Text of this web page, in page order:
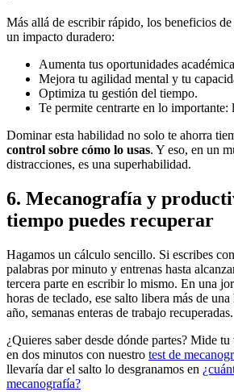
Más allá de escribir rápido, los beneficios
un impacto duradero:
Aumenta tus oportunidades
Mejora tu agilidad mental y tu
Optimiza tu gestión del tiempo.
Te permite centrarte en lo importante:
Dominar esta habilidad no solo te ahorra
control sobre cómo lo usas. Y eso, en un
distracciones, es una superhabilidad.
6. Mecanografía y
tiempo puedes recuperar
Hagamos un cálculo sencillo. Si escribes
palabras por minuto y entrenas hasta
tercera parte en escribir lo mismo. En una
horas de teclado, ese salto libera más de
año, semanas enteras de trabajo recuperadas.
¿Quieres saber desde dónde partes? Mide
en dos minutos con nuestro test de
llevaría dar el salto lo desgranamos en
mecanografía?